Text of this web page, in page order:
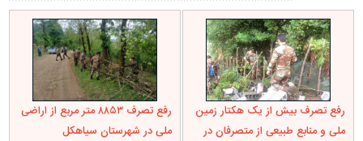
رفع تصرف بیش از یک هکتار زمین
ملی و منابع طبیعی از متصرفان در
رفع تصرف ۸۸۵۳ متر مربع از اراضی
ملی در شهرستان سیاهکل